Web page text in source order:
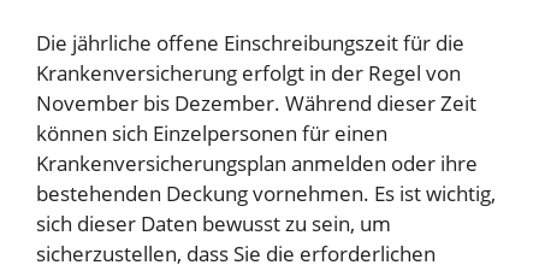
Die jährliche offene Einschreibungszeit für die
Krankenversicherung erfolgt in der Regel von
November bis Dezember. Während dieser Zeit
können sich Einzelpersonen für einen
Krankenversicherungsplan anmelden oder ihre
bestehenden Deckung vornehmen. Es ist wichtig,
sich dieser Daten bewusst zu sein, um
sicherzustellen, dass Sie die erforderlichen